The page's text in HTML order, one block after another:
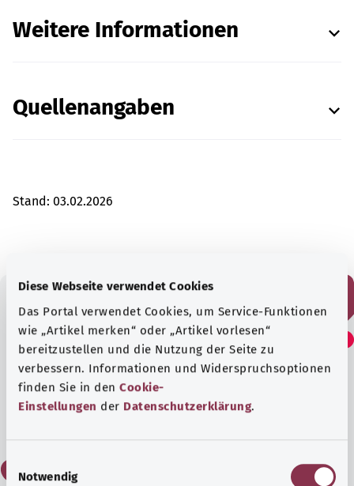
Diese Webseite verwendet Cookies
Das Portal verwendet Cookies, um Service-Funktionen
wie „Artikel merken“ oder „Artikel vorlesen“
bereitzustellen und die Nutzung der Seite zu
verbessern. Informationen und Widerspruchsoptionen
finden Sie in den Cookie-
Einstellungen der Datenschutzerklärung.
E
i
Notwendig
Weitere Informationen
Quellenangaben
Stand: 03.02.2026
Fanden Sie diesen Artikel
hilfreich?
Ja